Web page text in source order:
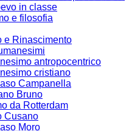
in classe
e filosofia
e Rinascimento
antropocentrico
cristiano
Campanella
Bruno
da Rotterdam
Cusano
Moro